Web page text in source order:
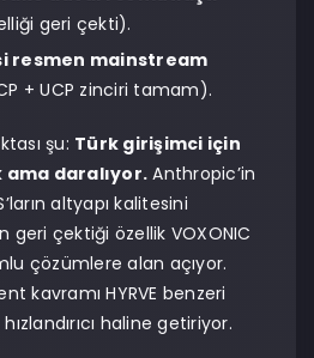
geri çekti).
resmen mainstream
+ UCP zinciri tamam).
şu: Türk girişimci için
ama daralıyor. Anthropic’in
altyapı kalitesini
geri çektiği özellik VOXONIC
çözümlere alan açıyor.
kavramı HYRVE benzeri
haline getiriyor.